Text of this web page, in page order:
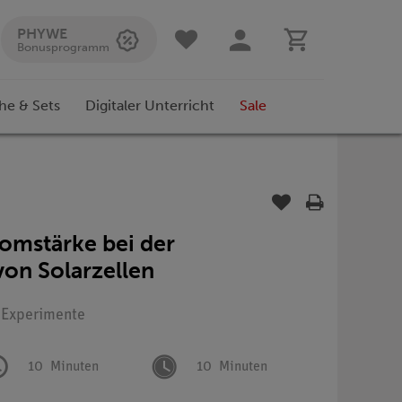
PHYWE
Bonusprogramm
& Sets Digitaler Unterricht Sale
bei der
Solarzellen
10 Minuten 10 Minuten